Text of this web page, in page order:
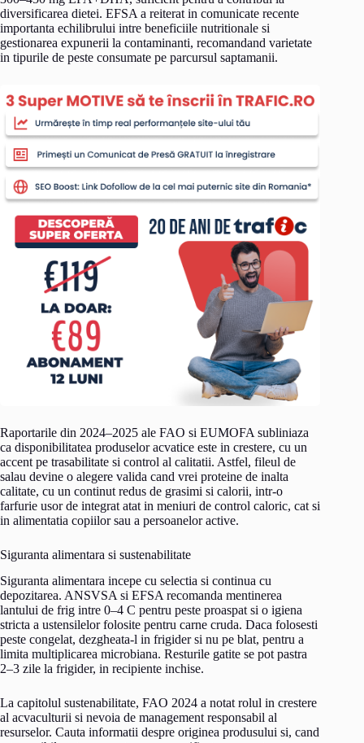
diversificarea dietei. EFSA a reiterat in comunicate recente
importanta echilibrului intre beneficiile nutritionale si
gestionarea expunerii la contaminanti, recomandand varietate
in tipurile de peste consumate pe parcursul saptamanii.
Raportarile din 2024–2025 ale FAO si EUMOFA subliniaza
ca disponibilitatea produselor acvatice este in crestere, cu un
accent pe trasabilitate si control al calitatii. Astfel, fileul de
salau devine o alegere valida cand vrei proteine de inalta
calitate, cu un continut redus de grasimi si calorii, intr-o
farfurie usor de integrat atat in meniuri de control caloric, cat si
in alimentatia copiilor sau a persoanelor active.
Siguranta alimentara si sustenabilitate
Siguranta alimentara incepe cu selectia si continua cu
depozitarea. ANSVSA si EFSA recomanda mentinerea
lantului de frig intre 0–4 C pentru peste proaspat si o igiena
stricta a ustensilelor folosite pentru carne cruda. Daca folosesti
peste congelat, dezgheata-l in frigider si nu pe blat, pentru a
limita multiplicarea microbiana. Resturile gatite se pot pastra
2–3 zile la frigider, in recipiente inchise.
La capitolul sustenabilitate, FAO 2024 a notat rolul in crestere
al acvaculturii si nevoia de management responsabil al
resurselor. Cauta informatii despre originea produsului si, cand